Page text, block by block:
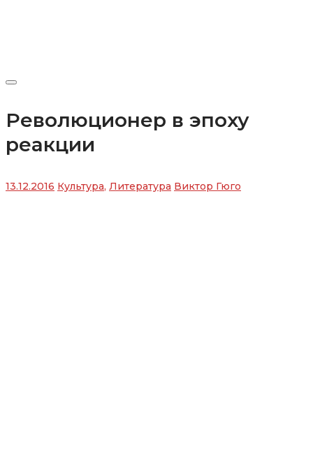
Революционер в эпоху
реакции
13.12.2016 Культура, Литература Виктор Гюго